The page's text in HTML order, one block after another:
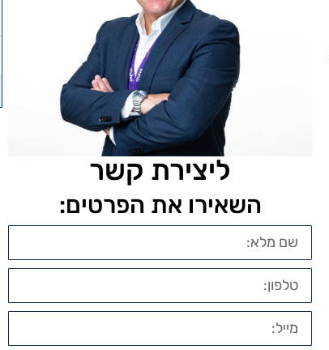
ליצירת קשר
השאירו את הפרטים: